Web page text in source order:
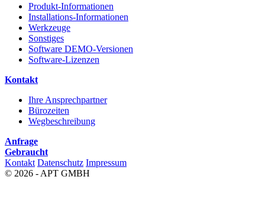
Produkt-Informationen
Installations-Informationen
Werkzeuge
Sonstiges
Software DEMO-Versionen
Software-Lizenzen
Kontakt
Ihre Ansprechpartner
Bürozeiten
Wegbeschreibung
Anfrage
Gebraucht
Kontakt Datenschutz Impressum
© 2026 - APT GMBH